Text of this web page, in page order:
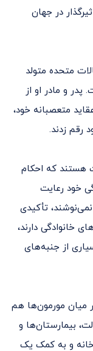
عنوان یکی از ۱۰۰ فرد تأثیرگذار در جهان
متحده متولد
داشت. پدر و مادر او از
متعصبانه خود،
رقم زدند.
هستند که احکام
خود رعایت
تأکیدی
خانوادگی دارند،
از جنبه‌های
میان مورمون‌ها هم
بیمارستان‌ها و
نمی‌کردند. تارا سال ۱۹۸۶ در خانه و به کمک یک